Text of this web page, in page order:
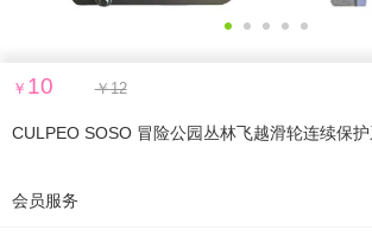
￥ 10 ￥12
CULPEO SOSO 冒险公园丛林飞越滑轮连续保
会员服务